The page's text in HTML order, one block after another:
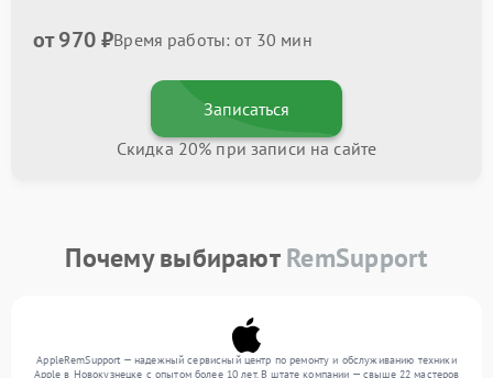
от 970 ₽Время работы: от 30 мин
Записаться
Скидка 20% при записи на сайте
Почему выбираютRemSupport
AppleRemSupport — надежный сервисный центр по ремонту и обслуживанию техники
Apple в Новокузнецке с опытом более 10 лет. В штате компании — свыше 22 мастеров